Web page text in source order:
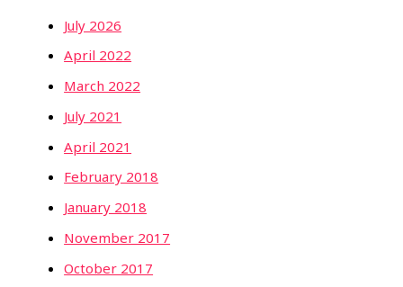
July 2026
April 2022
March 2022
July 2021
April 2021
February 2018
January 2018
November 2017
October 2017